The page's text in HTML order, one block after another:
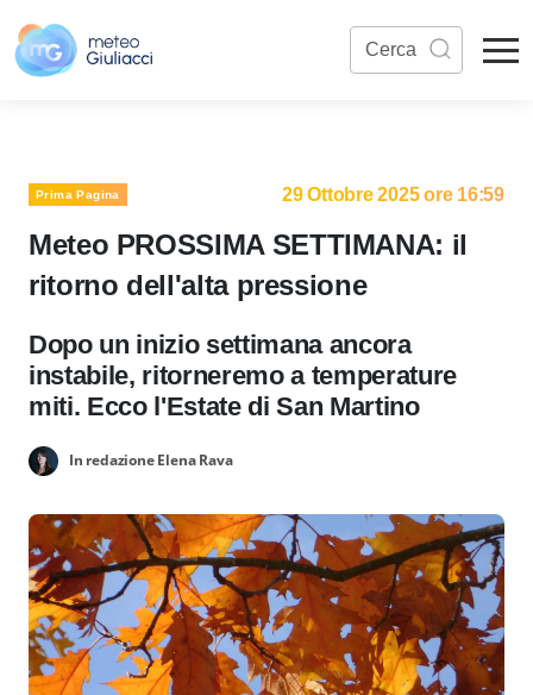
Prima Pagina 29 Ottobre 2025 ore 16:59
Meteo PROSSIMA SETTIMANA: il
ritorno dell'alta pressione
Dopo un inizio settimana ancora
instabile, ritorneremo a temperature
miti. Ecco l'Estate di San Martino
In redazione Elena Rava